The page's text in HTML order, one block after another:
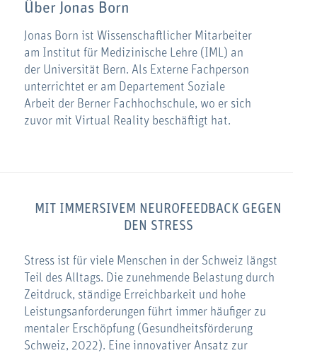
Über Jonas Born
Jonas Born ist Wissenschaftlicher Mitarbeiter
am Institut für Medizinische Lehre (IML) an
der Universität Bern. Als Externe Fachperson
unterrichtet er am Departement Soziale
Arbeit der Berner Fachhochschule, wo er sich
zuvor mit Virtual Reality beschäftigt hat.
MIT IMMERSIVEM NEUROFEEDBACK GEGEN
DEN STRESS
Stress ist für viele Menschen in der Schweiz längst
Teil des Alltags. Die zunehmende Belastung durch
Zeitdruck, ständige Erreichbarkeit und hohe
Leistungsanforderungen führt immer häufiger zu
mentaler Erschöpfung (Gesundheitsförderung
Schweiz, 2022). Eine innovativer Ansatz zur